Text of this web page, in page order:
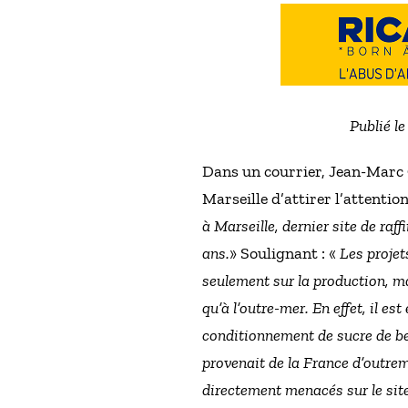
Publié
Dans un courrier, Jean-
Marseille d’attirer
à Marseille, dernier site de
ans.» Soulignant : « Les
seulement sur la production,
qu’à l’outre-mer. En effet, il
conditionnement de sucre de
provenait de la France
directement menacés sur le